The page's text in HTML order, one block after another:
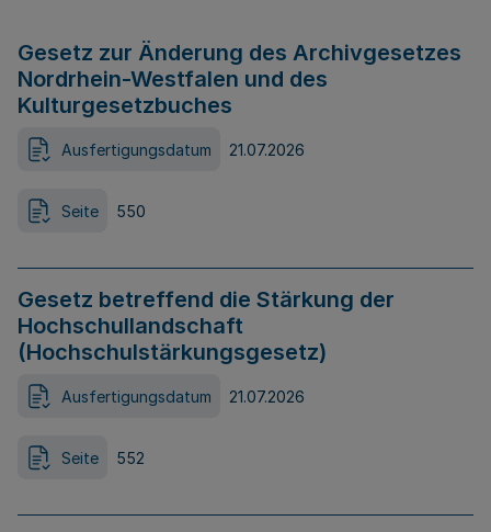
Gesetz zur Änderung des Archivgesetzes
Nordrhein-Westfalen und des
Kulturgesetzbuches
Ausfertigungsdatum 21.07.2026
Seite 550
Gesetz betreffend die Stärkung der
Hochschullandschaft
(Hochschulstärkungsgesetz)
Ausfertigungsdatum 21.07.2026
Seite 552